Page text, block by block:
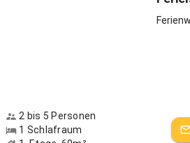
2 bis 5 Personen
1 Schlafraum